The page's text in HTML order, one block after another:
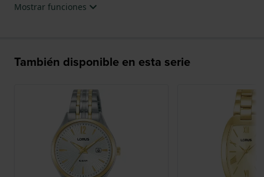
Mostrar funciones
También disponible en esta serie